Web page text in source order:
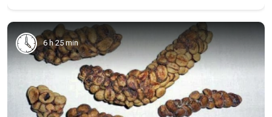
6 h 25 min